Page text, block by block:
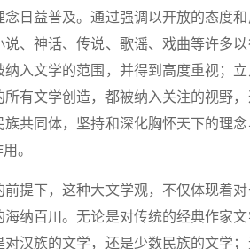
日益普及。通过强调以开放的态度
、神话、传说、歌谣、戏曲等许多
入文学的范围，并得到高度重视；
有文学创造，都被纳入关注的视野
共同体，坚持和深化胸怀天下的理念
。
下，这种大文学观，不仅体现着对
纳百川。无论是对传统的经典作家
汉族的文学，还是少数民族的文学；